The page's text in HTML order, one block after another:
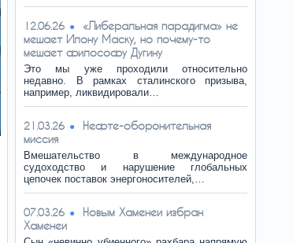
12.06.26
«Либеральная парадигма» не
мешает Илону Маску, но почему-то
мешает философу Дугину
Это мы уже проходили относительно
недавно. В рамках сталинского призыва,
например, ликвидировали…
21.03.26
Нефте-оборонительная
миссия
Вмешательство в международное
судоходство и нарушение глобальных
цепочек поставок энергоносителей,…
07.03.26
Новым Хаменеи избран
Хаменеи